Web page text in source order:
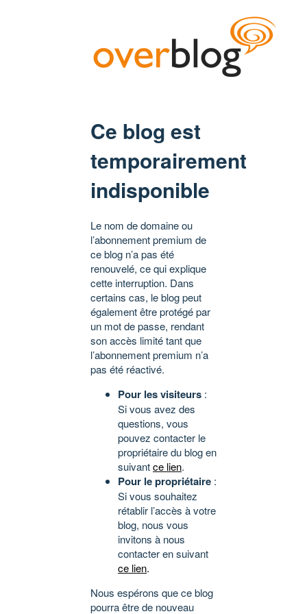
Ce blog est
temporairement
indisponible
Le nom de domaine ou
l’abonnement premium de
ce blog n’a pas été
renouvelé, ce qui explique
cette interruption. Dans
certains cas, le blog peut
également être protégé par
un mot de passe, rendant
son accès limité tant que
l’abonnement premium n’a
pas été réactivé.
Pour les visiteurs :
Si vous avez des
questions, vous
pouvez contacter le
propriétaire du blog en
suivantce lien.
Pour le propriétaire :
Si vous souhaitez
rétablir l’accès à votre
blog, nous vous
invitons à nous
contacter en suivant
ce lien.
Nous espérons que ce blog
pourra être de nouveau